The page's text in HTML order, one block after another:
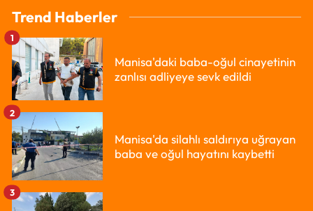
Trend Haberler
Manisa'daki baba-oğul cinayetinin
zanlısı adliyeye sevk edildi
1
Manisa'da silahlı saldırıya uğrayan
baba ve oğul hayatını kaybetti
2
3